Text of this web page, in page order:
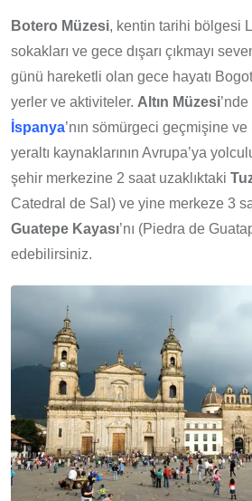
Botero Müzesi, kentin tarihi bölgesi
sokakları ve gece dışarı çıkmayı
günü hareketli olan gece hayatı
yerler ve aktiviteler. Altın Müzesi
İspanya’nın sömürgeci geçmişine ve
yeraltı kaynaklarının Avrupa’ya
şehir merkezine 2 saat uzaklıktaki
Catedral de Sal) ve yine merkeze 3
Guatepe Kayası’nı (Piedra de
edebilirsiniz.